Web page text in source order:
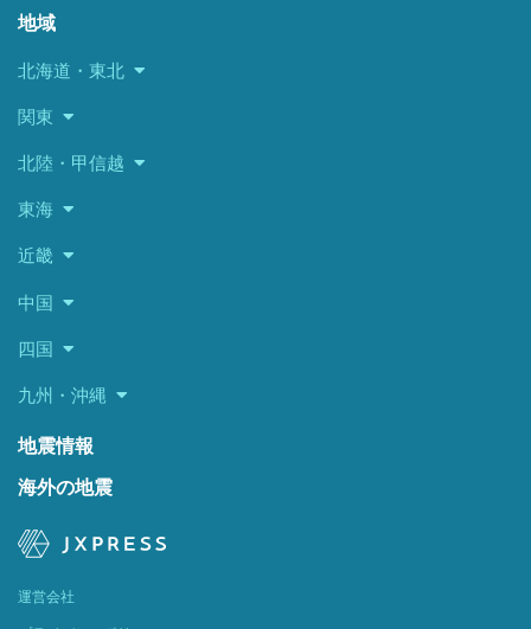
地域
北海道・東北
関東
北陸・甲信越
東海
近畿
中国
四国
九州・沖縄
地震情報
海外の地震
運営会社